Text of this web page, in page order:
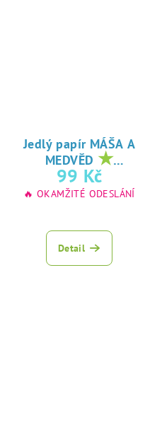
Jedlý papír MÁŠA A
MEDVĚD ★
oblíbený tisk na
jedlý papír
99 Kč
🔥 OKAMŽITÉ ODESLÁNÍ
Detail